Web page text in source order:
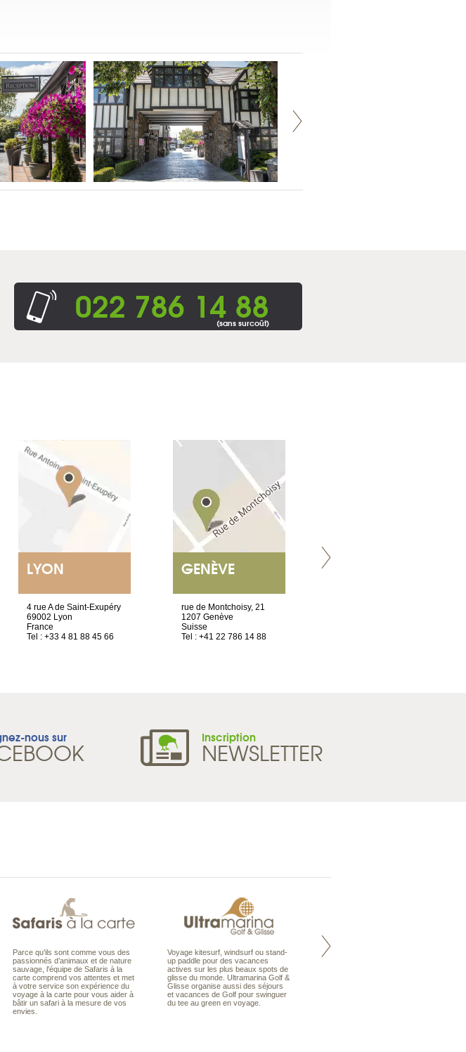
022 786 14 88
(sans surcoût)
LYON
4 rue A de Saint-Exupéry
69002 Lyon
France
Tel : +33 4 81 88 45 66
GENÈVE
rue de Montchoisy, 21
1207 Genève
Suisse
Tel : +41 22 786 14 88
nous sur Inscription
NEWSLETTER
Parce qu'ils sont comme vous des
passionnés d’animaux et de nature
sauvage, l'équipe de Safaris à la
carte comprend vos attentes et met
à votre service son expérience du
voyage à la carte pour vous aider à
bâtir un safari à la mesure de vos
envies.
Voyage kitesurf, windsurf ou stand-
up paddle pour des vacances
actives sur les plus beaux spots de
glisse du monde. Ultramarina Golf &
Glisse organise aussi des séjours
et vacances de Golf pour swinguer
du tee au green en voyage.
Maldives à la Carte propose tous